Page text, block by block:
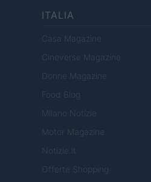
ITALIA
Casa Magazine
Cineverse Magazine
Donne Magazine
Food Blog
Milano Notizie
Motor Magazine
Notizie.it
Offerte Shopping